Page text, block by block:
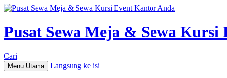
Pusat Sewa Meja & Sewa
Cari
Menu Utama Langsung ke isi